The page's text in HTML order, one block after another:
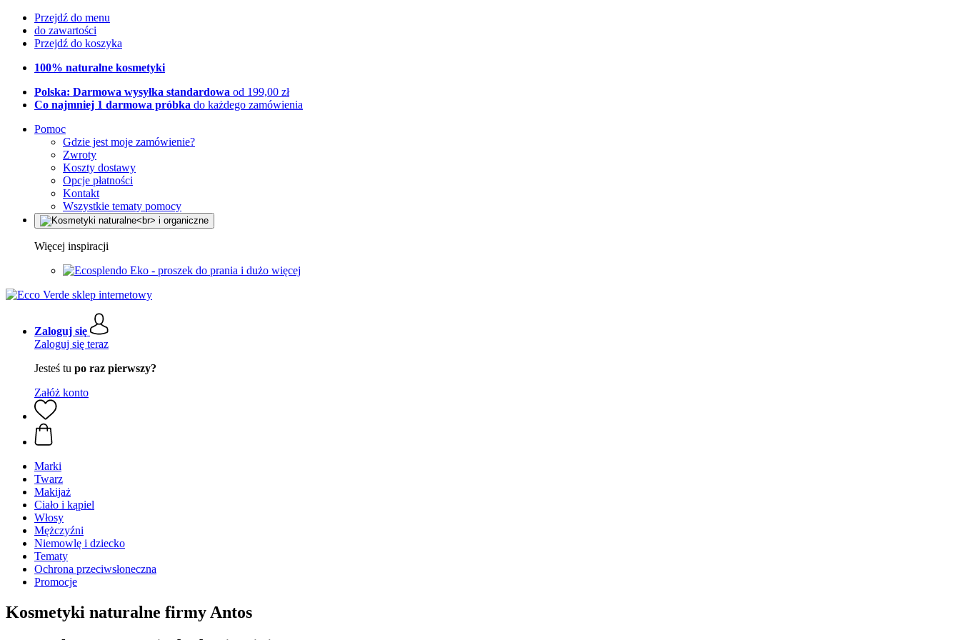
Przejdź do menu
do zawartości
Przejdź do koszyka
100% naturalne kosmetyki
Polska: Darmowa wysyłka standardowa od 199,00 zł
Co najmniej 1 darmowa próbka do każdego zamówienia
Pomoc
Gdzie jest moje zamówienie?
Zwroty
Koszty dostawy
Opcje płatności
Kontakt
Wszystkie tematy pomocy
Więcej inspiracji
Eko - proszek do prania i dużo więcej
Zaloguj się
Zaloguj się teraz
Jesteś tu po raz pierwszy?
Załóż konto
Marki
Twarz
Makijaż
Ciało i kąpiel
Włosy
Mężczyźni
Niemowlę i dziecko
Tematy
Ochrona przeciwsłoneczna
Promocje
Kosmetyki naturalne firmy Antos